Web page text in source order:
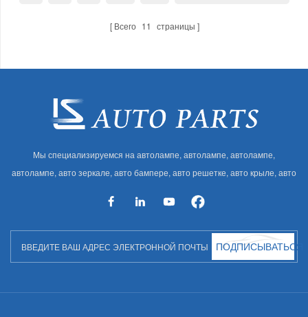
Всего 11 страницы
Мы специализируемся на автолампе, автолампе, автолампе,
автолампе, авто зеркале, авто бампере, авто решетке, авто крыле, авто
автозапчастей для Audi, VW, Benz, BMW
ПОДПИСЫВАТЬСЯ